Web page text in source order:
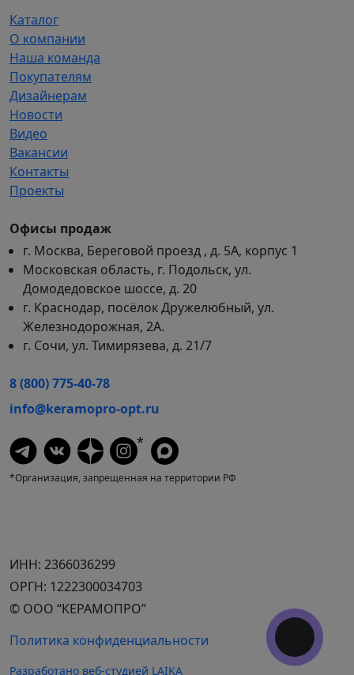
ИНН: 2366036299
ОРГН: 1222300034703
© ООО “КЕРАМОПРО”
Политика конфиденциальности
Разработано веб-студией LAIKA
Каталог
О компании
Наша команда
Покупателям
Дизайнерам
Новости
Видео
Вакансии
Контакты
Проекты
Офисы продаж
г. Москва, Береговой проезд , д. 5А, корпус 1
Московская область, г. Подольск, ул.
Домодедовское шоссе, д. 20
г. Краснодар, посёлок Дружелюбный, ул.
Железнодорожная, 2А.
г. Сочи, ул. Тимирязева, д. 21/7
8 (800) 775-40-78
info@keramopro-opt.ru
*
*Организация, запрещенная на территории РФ